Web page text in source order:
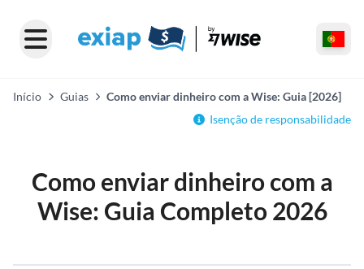
Início Guias
Como enviar dinheiro com a Wise: Guia [2026]
Isenção de responsabilidade
Como enviar dinheiro com a
Wise: Guia Completo 2026